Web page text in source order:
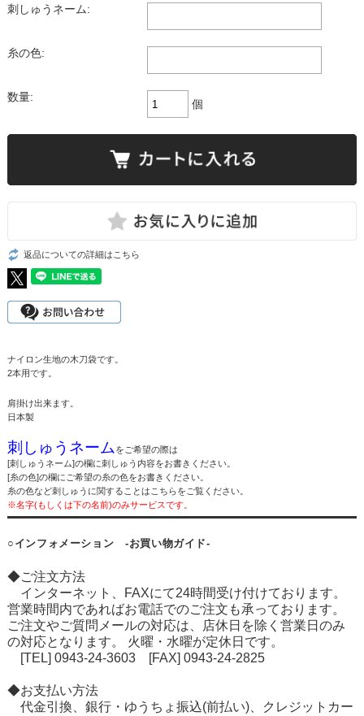
刺しゅうネーム:
糸の色:
数量:
個
返品についての詳細はこちら
ナイロン生地の木刀袋です。
2本用です。
肩掛け出来ます。
日本製
刺しゅうネーム をご希望の際は
[刺しゅうネーム]の欄に刺しゅう内容をお書きください。
[糸の色]の欄にご希望の糸の色をお書きください。
糸の色など刺しゅうに関することは こちらをご覧ください。
※名字(もしくは下の名前)のみサービスです。
○インフォメーション -お買い物ガイド-
◆ご注文方法
インターネット、FAXにて24時間受け付けております。
営業時間内であればお電話でのご注文も承っております。
ご注文やご質問メールの対応は、店休日を除く営業日のみ
の対応となります。 火曜・水曜が定休日です。
[TEL] 0943-24-3603 [FAX] 0943-24-2825
◆お支払い方法
代金引換、銀行・ゆうちょ振込(前払い)、クレジットカー